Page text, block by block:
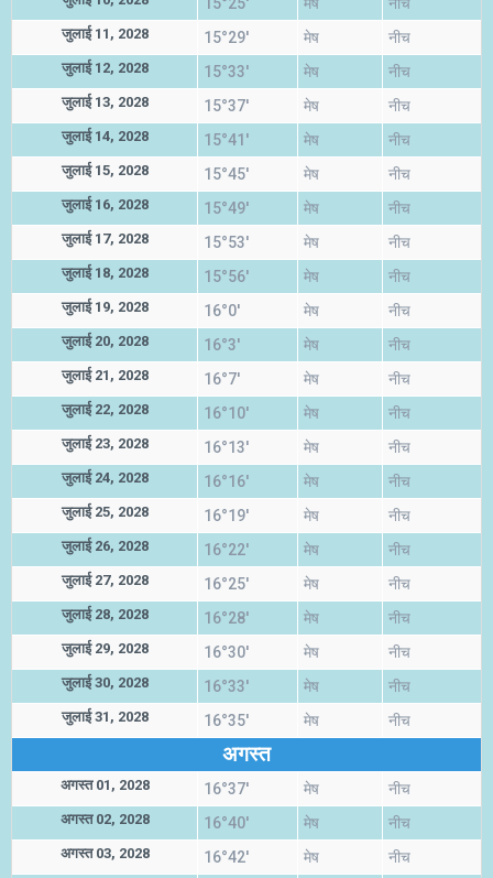
जुलाई 11, 2028 15°29' मेष नीच
जुलाई 12, 2028 15°33' मेष नीच
जुलाई 13, 2028 15°37' मेष नीच
जुलाई 14, 2028 15°41' मेष नीच
जुलाई 15, 2028 15°45' मेष नीच
जुलाई 16, 2028 15°49' मेष नीच
जुलाई 17, 2028 15°53' मेष नीच
जुलाई 18, 2028 15°56' मेष नीच
जुलाई 19, 2028 16°0' मेष नीच
जुलाई 20, 2028 16°3' मेष नीच
जुलाई 21, 2028 16°7' मेष नीच
जुलाई 22, 2028 16°10' मेष नीच
जुलाई 23, 2028 16°13' मेष नीच
जुलाई 24, 2028 16°16' मेष नीच
जुलाई 25, 2028 16°19' मेष नीच
जुलाई 26, 2028 16°22' मेष नीच
जुलाई 27, 2028 16°25' मेष नीच
जुलाई 28, 2028 16°28' मेष नीच
जुलाई 29, 2028 16°30' मेष नीच
जुलाई 30, 2028 16°33' मेष नीच
जुलाई 31, 2028 16°35' मेष नीच
अगस्त
अगस्त 01, 2028 16°37' मेष नीच
अगस्त 02, 2028 16°40' मेष नीच
अगस्त 03, 2028 16°42' मेष नीच